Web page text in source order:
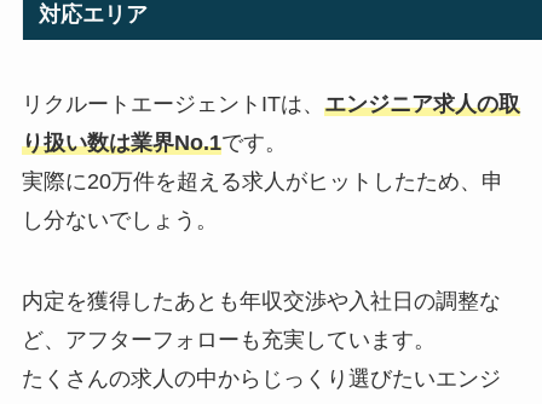
対応エリア
リクルートエージェントITは、 エンジニア求人の取
り扱い数は業界No.1です。
実際に20万件を超える求人がヒットしたため、申
し分ないでしょう。
内定を獲得したあとも年収交渉や入社日の調整な
ど、アフターフォローも充実しています。
たくさんの求人の中からじっくり選びたいエンジ